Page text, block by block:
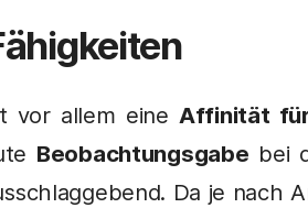
vor allem eine Affinität
Beobachtungsgabe bei
Da je nach